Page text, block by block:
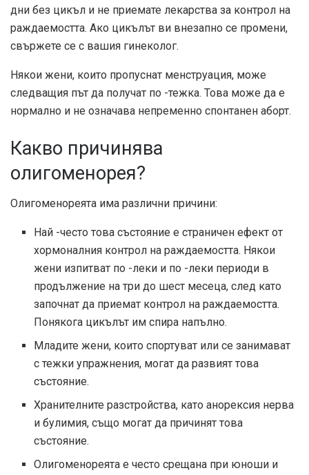
дни без цикъл и не приемате лекарства за контрол на
раждаемостта. Ако цикълът ви внезапно се промени,
свържете се с вашия гинеколог.
Някои жени, които пропуснат менструация, може
следващия път да получат по -тежка. Това може да е
нормално и не означава непременно спонтанен аборт.
Какво причинява
олигоменорея?
Олигоменореята има различни причини:
Най -често това състояние е страничен ефект от
хормоналния контрол на раждаемостта. Някои
жени изпитват по -леки и по -леки периоди в
продължение на три до шест месеца, след като
започнат да приемат контрол на раждаемостта.
Понякога цикълът им спира напълно.
Младите жени, които спортуват или се занимават
с тежки упражнения, могат да развият това
състояние.
Хранителните разстройства, като анорексия нерва
и булимия, също могат да причинят това
състояние.
Олигоменореята е често срещана при юноши и